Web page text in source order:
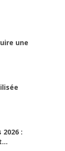
une
: